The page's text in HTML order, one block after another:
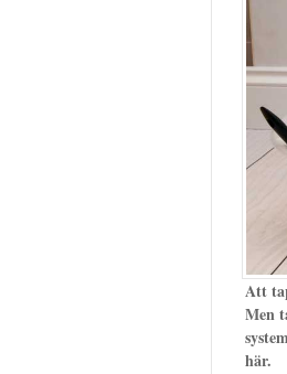
Att
Men
här.